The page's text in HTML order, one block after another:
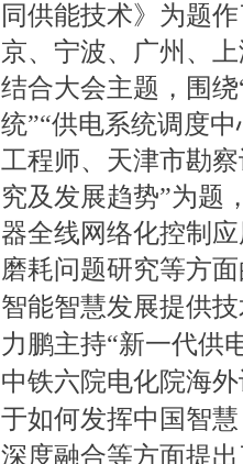
同供能技术》为题
京、宁波、广州、
结合大会主题，围
统”“供电系统调度
工程师、天津市勘
究及发展趋势”为题
器全线网络化控制
磨耗问题研究等方
智能智慧发展提供
力鹏主持“新一代供
中铁六院电化院海
于如何发挥中国智
深度融合等方面提